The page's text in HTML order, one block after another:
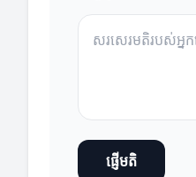
ផ្ញើមតិ